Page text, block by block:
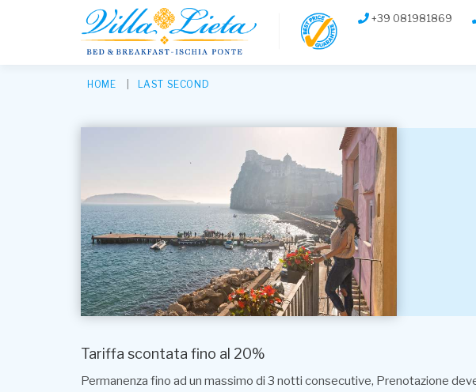
+39 081981869
HOME LAST SECOND
Tariffa scontata fino al 20%
Permanenza fino ad un massimo di 3 notti consecutive, Prenotazione